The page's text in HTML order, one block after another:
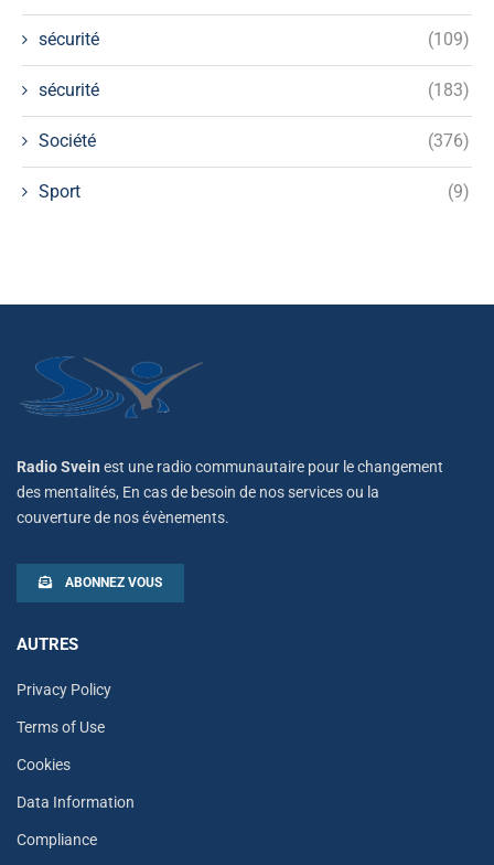
sécurité (109)
sécurité (183)
Société (376)
Sport (9)
Radio Svein est une radio communautaire pour le changement
des mentalités, En cas de besoin de nos services ou la
couverture de nos évènements.
ABONNEZ VOUS
AUTRES
Privacy Policy
Terms of Use
Cookies
Data Information
Compliance